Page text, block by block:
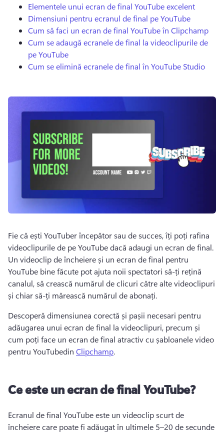
Elementele unui ecran de final YouTube excelent
Dimensiuni pentru ecranul de final pe YouTube
Cum să faci un ecran de final YouTube în Clipchamp
Cum se adaugă ecranele de final la videoclipurile de
pe YouTube
Cum se elimină ecranele de final în YouTube Studio
Fie că ești YouTuber începător sau de succes, îți poți rafina
Un videoclip de încheiere și un ecran de final pentru
YouTube bine făcute pot ajuta noii spectatori să-ți rețină
canalul, să crească numărul de clicuri către alte videoclipuri
și chiar să-ți mărească numărul de abonați.
Descoperă dimensiunea corectă și pașii necesari pentru
adăugarea unui ecran de final la videoclipuri, precum și
cum poți face un ecran de final atractiv cu șabloanele video
pentru YouTubedin Clipchamp.
Ce este un ecran de final YouTube?
Ecranul de final YouTube este un videoclip scurt de
încheiere care poate fi adăugat în ultimele 5–20 de secunde